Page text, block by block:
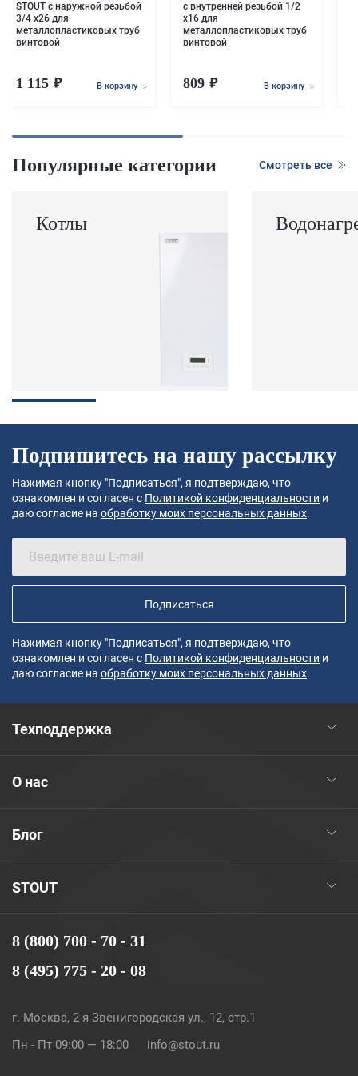
STOUT с наружной резьбой
3/4 х26 для
металлопластиковых труб
винтовой
1 115 В корзину
с внутренней резьбой 1/2
х16 для
металлопластиковых труб
винтовой
809 В корзину
Популярные категории Смотреть все
Котлы
Подпишитесь на нашу рассылку
Нажимая кнопку "Подписаться", я подтверждаю, что
ознакомлен и согласен с Политикой конфиденциальности и
даю согласие на обработку моих персональных данных.
Подписаться
Нажимая кнопку "Подписаться", я подтверждаю, что
ознакомлен и согласен с Политикой конфиденциальности и
даю согласие на обработку моих персональных данных.
8 (800) 700 - 70 - 31
8 (495) 775 - 20 - 08
г. Москва, 2-я Звенигородская ул., 12, стр.1
Пн - Пт 09:00 — 18:00
info@stout.ru
STOUT
Блог
О нас
Техподдержка